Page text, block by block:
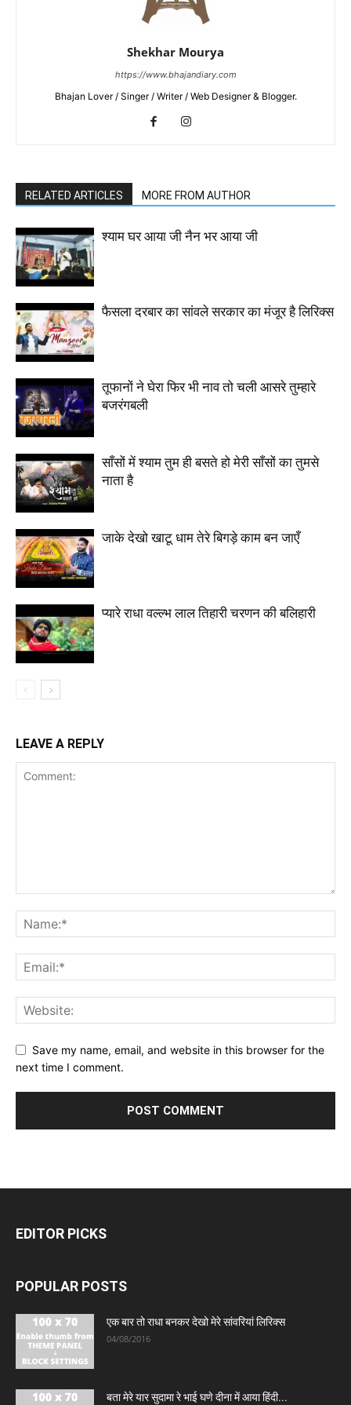
Shekhar Mourya
https://www.bhajandiary.com
Bhajan Lover / Singer / Writer / Web Designer & Blogger.
RELATED ARTICLES MORE FROM AUTHOR
श्याम घर आया जी नैन भर आया जी
फैसला दरबार का सांवले सरकार का मंजूर है लिरिक्स
तूफानों ने घेरा फिर भी नाव तो चली आसरे तुम्हारे
बजरंगबली
साँसों में श्याम तुम ही बसते हो मेरी साँसों का तुमसे
नाता है
जाके देखो खाटू धाम तेरे बिगड़े काम बन जाएँ
प्यारे राधा वल्ल्भ लाल तिहारी चरणन की बलिहारी
LEAVE A REPLY
Save my name, email, and website in this browser for the
next time I comment.
EDITOR PICKS
POPULAR POSTS
एक बार तो राधा बनकर देखो मेरे सांवरियां लिरिक्स
04/08/2016
बता मेरे यार सुदामा रे भाई घणे दीना में आया हिंदी...